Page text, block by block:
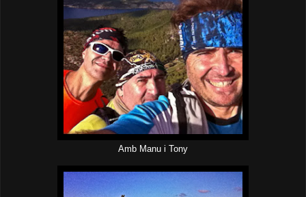
Amb Manu i Tony